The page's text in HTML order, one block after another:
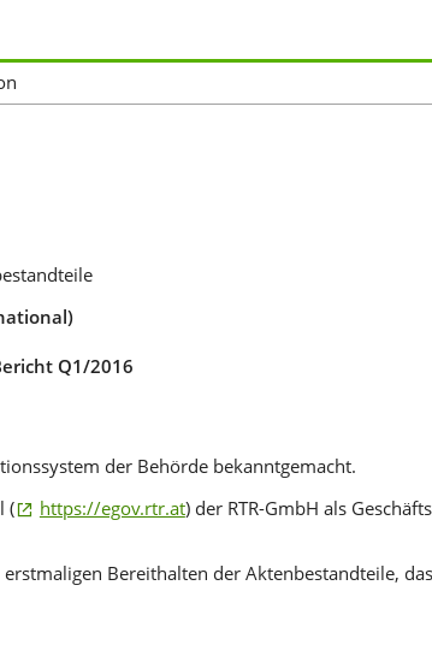
Q1/2016
der Behörde bekanntgemacht.
(
https://egov.rtr.at) der RTR-GmbH als
Bereithalten der Aktenbestandteile,